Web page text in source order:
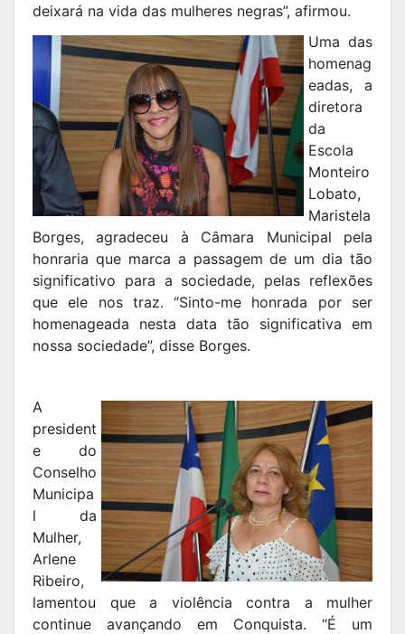
deixará na vida das mulheres negras”, afirmou.
Uma das
homenag
eadas, a
diretora
da
Escola
Monteiro
Lobato,
Maristela
Borges, agradeceu à Câmara Municipal pela
honraria que marca a passagem de um dia tão
significativo para a sociedade, pelas reflexões
que ele nos traz. “Sinto-me honrada por ser
homenageada nesta data tão significativa em
nossa sociedade”, disse Borges.
A
president
e do
Conselho
Municipa
l da
Mulher,
Arlene
Ribeiro,
lamentou que a violência contra a mulher
continue avançando em Conquista. “É um